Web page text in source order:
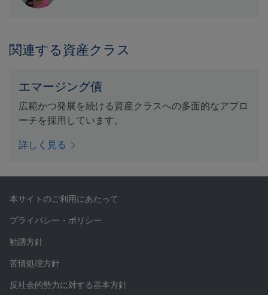
関連する資産クラス
エマージング債
広範かつ発展を続ける資産クラスへの多面的なアプロ
ーチを採用しています。
詳しく見る
本サイトのご利用にあたって
プライバシー・ポリシー
勧誘方針
苦情処理方針
反社会的勢力に対する基本方針